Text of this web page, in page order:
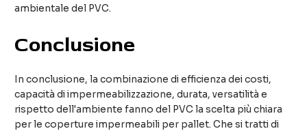
ambientale del PVC.
Conclusione
In conclusione, la combinazione di efficienza dei costi,
capacità di impermeabilizzazione, durata, versatilità e
rispetto dell'ambiente fanno del PVC la scelta più chiara
per le coperture impermeabili per pallet. Che si tratti di